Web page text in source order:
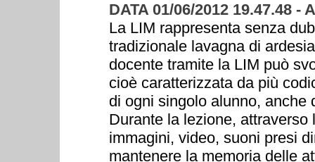
DATA 01/06/2012 19.47.48 -
La LIM rappresenta senza
tradizionale lavagna di
docente tramite la LIM può
cioè caratterizzata da più
di ogni singolo alunno, anche
Durante la lezione,
immagini, video, suoni presi
mantenere la memoria delle